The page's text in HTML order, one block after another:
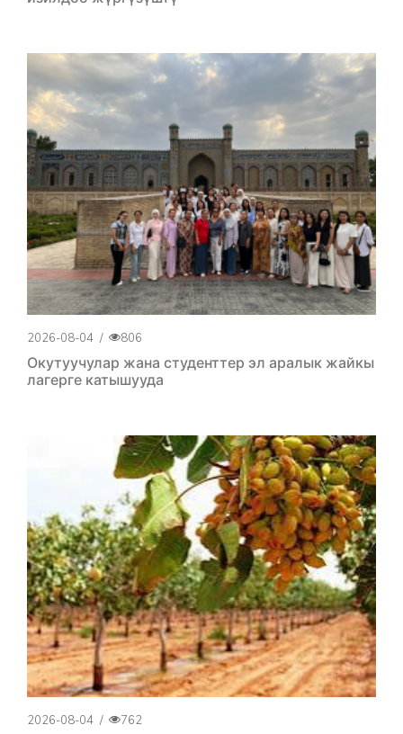
2026-08-04 / 806
Окутуучулар жана студенттер эл аралык жайкы
лагерге катышууда
2026-08-04 / 762